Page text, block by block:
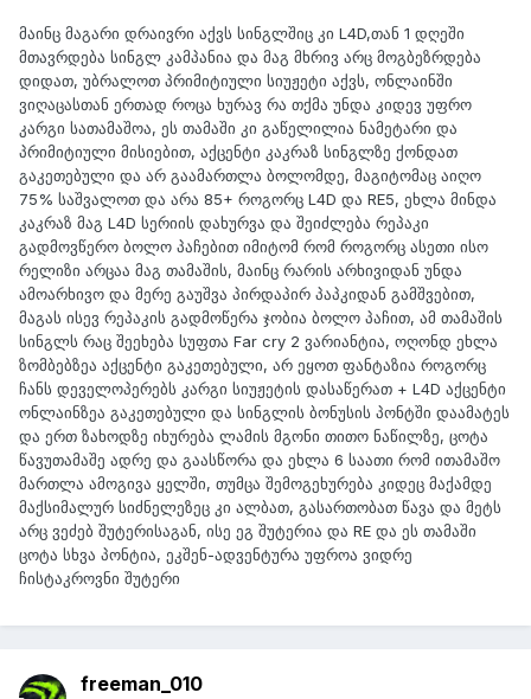
მაინც მაგარი დრაივრი აქვს სინგლშიც კი L4D,თან 1 დღეში
მთავრდება სინგლ კამპანია და მაგ მხრივ არც მოგბეზრდება
დიდათ, უბრალოთ პრიმიტიული სიუჟეტი აქვს, ონლაინში
ვიღაცასთან ერთად როცა ხურავ რა თქმა უნდა კიდევ უფრო
კარგი სათამაშოა, ეს თამაში კი გაწელილია ნამეტარი და
პრიმიტიული მისიებით, აქცენტი კაკრაზ სინგლზე ქონდათ
გაკეთებული და არ გაამართლა ბოლომდე, მაგიტომაც აიღო
75% საშვალოთ და არა 85+ როგორც L4D და RE5, ეხლა მინდა
კაკრაზ მაგ L4D სერიის დახურვა და შეიძლება რეპაკი
გადმოვწერო ბოლო პაჩებით იმიტომ რომ როგორც ასეთი ისო
რელიზი არცაა მაგ თამაშის, მაინც რარის არხივიდან უნდა
ამოარხივო და მერე გაუშვა პირდაპირ პაპკიდან გამშვებით,
მაგას ისევ რეპაკის გადმოწერა ჯობია ბოლო პაჩით, ამ თამაშის
სინგლს რაც შეეხება სუფთა Far cry 2 ვარიანტია, ოღონდ ეხლა
ზომბებზეა აქცენტი გაკეთებული, არ ეყოთ ფანტაზია როგორც
ჩანს დეველოპერებს კარგი სიუჟეტის დასაწერათ + L4D აქცენტი
ონლაინზეა გაკეთებული და სინგლის ბონუსის პონტში დაამატეს
და ერთ ზახოდზე იხურება ლამის მგონი თითო ნაწილზე, ცოტა
წავუთამაშე ადრე და გაასწორა და ეხლა 6 საათი რომ ითამაშო
მართლა ამოგივა ყელში, თუმცა შემოგეხურება კიდეც მაქამდე
მაქსიმალურ სიძნელეზეც კი ალბათ, გასართობათ წავა და მეტს
არც ვეძებ შუტერისაგან, ისე ეგ შუტერია და RE და ეს თამაში
ცოტა სხვა პონტია, ეკშენ-ადვენტურა უფროა ვიდრე
ჩისტაკროვნი შუტერი
freeman_010